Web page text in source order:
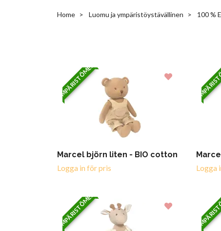
Home Luomu ja ympäristöystävällinen 100 %
YMPÄRISTÖMERKITTY
Marcel björn liten - BIO cotton
Logga in för pris
Logga
YMPÄRISTÖMERKITTY